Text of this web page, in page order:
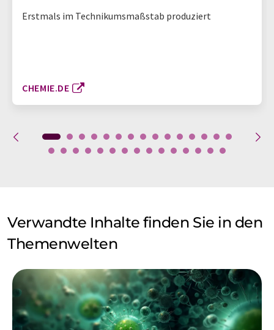
Erstmals im Technikumsmaßstab produziert
CHEMIE.DE
Verwandte Inhalte finden Sie in den
Themenwelten